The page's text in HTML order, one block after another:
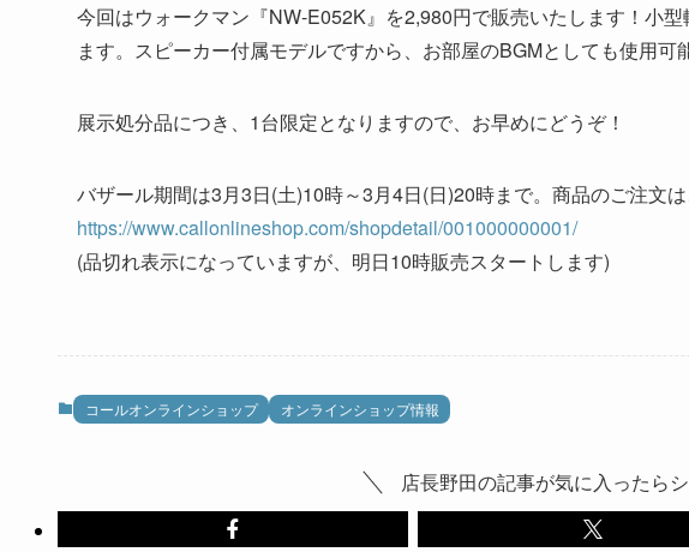
今回はウォークマン『NW-E052K』を2,980円で販売いたします！小
ます。スピーカー付属モデルですから、お部屋のBGMとしても使用可
展示処分品につき、1台限定となりますので、お早めにどうぞ！
バザール期間は3月3日(土)10時～3月4日(日)20時まで。商品のご注文
https://www.callonlineshop.com/shopdetail/001000000001/
(品切れ表示になっていますが、明日10時販売スタートします)
コールオンラインショップ オンラインショップ情報
店長野田の記事が気に入ったら